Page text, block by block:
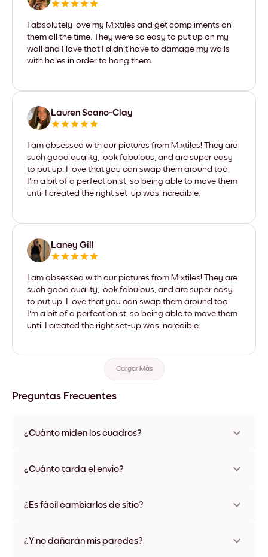
I absolutely love my Mixtiles and get compliments on
them all the time. They were so easy to put up on my
wall and I love that I didn't have to damage my walls
with holes in order to hang them.
Lauren Scano-Clay
I am obsessed with our pictures from Mixtiles! They are
such good quality, look fabulous, and are super easy
to put up. I love that you can swap them around too.
I'm a bit of a perfectionist, so being able to move them
until I created the right set-up was incredible.
Laney Gill
I am obsessed with our pictures from Mixtiles! They are
such good quality, look fabulous, and are super easy
to put up. I love that you can swap them around too.
I'm a bit of a perfectionist, so being able to move them
until I created the right set-up was incredible.
Cargar Más
Preguntas Frecuentes
¿Cuánto miden los cuadros?
varios materiales y colores de marco, incluidas opciones sin
¿Cuánto tarda el envío?
disponibles en algunos países. Te enviaremos un número de
¿Es fácil cambiarlos de sitio?
ningún daño
¿Y no dañarán mis paredes?